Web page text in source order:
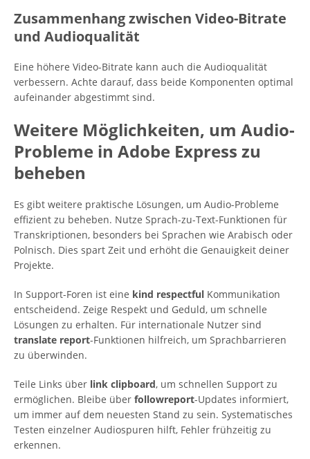
Zusammenhang zwischen Video-Bitrate
und Audioqualität
Eine höhere Video-Bitrate kann auch die Audioqualität
verbessern. Achte darauf, dass beide Komponenten optimal
aufeinander abgestimmt sind.
Weitere Möglichkeiten, um Audio-
Probleme in Adobe Express zu
beheben
Es gibt weitere praktische Lösungen, um Audio-Probleme
effizient zu beheben. Nutze Sprach-zu-Text-Funktionen für
Transkriptionen, besonders bei Sprachen wie Arabisch oder
Polnisch. Dies spart Zeit und erhöht die Genauigkeit deiner
Projekte.
In Support-Foren ist eine kind respectful Kommunikation
entscheidend. Zeige Respekt und Geduld, um schnelle
Lösungen zu erhalten. Für internationale Nutzer sind
translate report-Funktionen hilfreich, um Sprachbarrieren
zu überwinden.
Teile Links über link clipboard, um schnellen Support zu
ermöglichen. Bleibe über followreport-Updates informiert,
um immer auf dem neuesten Stand zu sein. Systematisches
Testen einzelner Audiospuren hilft, Fehler frühzeitig zu
erkennen.